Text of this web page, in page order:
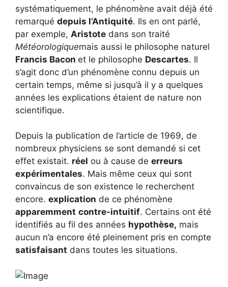
systématiquement, le phénomène avait déjà été
remarqué depuis l’Antiquité. Ils en ont parlé,
par exemple, Aristote dans son traité
Météorologiquemais aussi le philosophe naturel
Francis Bacon et le philosophe Descartes. Il
s’agit donc d’un phénomène connu depuis un
certain temps, même si jusqu’à il y a quelques
années les explications étaient de nature non
scientifique.
Depuis la publication de l’article de 1969, de
nombreux physiciens se sont demandé si cet
effet existait. réel ou à cause de erreurs
expérimentales. Mais même ceux qui sont
convaincus de son existence le recherchent
encore. explication de ce phénomène
apparemment contre-intuitif. Certains ont été
identifiés au fil des années hypothèse, mais
aucun n’a encore été pleinement pris en compte
satisfaisant dans toutes les situations.